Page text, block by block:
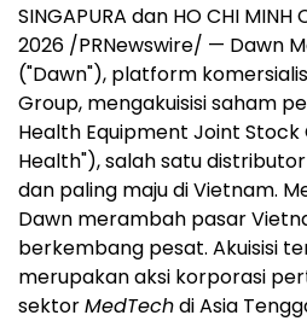
SINGAPURA dan HO CHI
2026 /PRNewswire/ — Dawn
("Dawn"), platform
Group, mengakuisisi saham
Health Equipment Joint
Health"), salah satu distributor
dan paling maju di Vietnam.
Dawn merambah pasar
berkembang pesat. Akuisisi
merupakan aksi korporasi
sektorMedTechdi Asia